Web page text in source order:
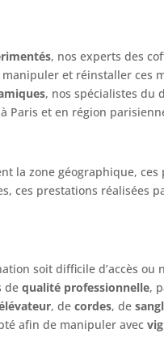
, nos experts des
et réinstaller ces
, nos spécialistes du
Paris et en région
la zone géographique,
ces prestations réalisées
soit difficile d’accès
dequalité professionnelle,
, decordes, de
afin de manipuler avec